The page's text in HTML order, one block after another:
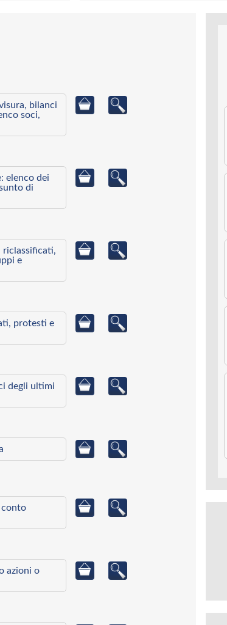
bilanci
soci,
elenco dei
di
riclassificati,
e
protesti e
degli ultimi
conto
azioni o